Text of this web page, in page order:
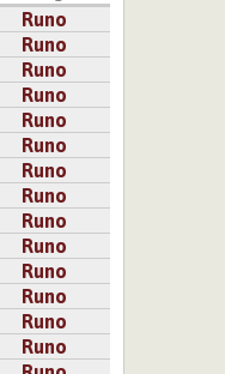
Runo
Runo
Runo
Runo
Runo
Runo
Runo
Runo
Runo
Runo
Runo
Runo
Runo
Runo